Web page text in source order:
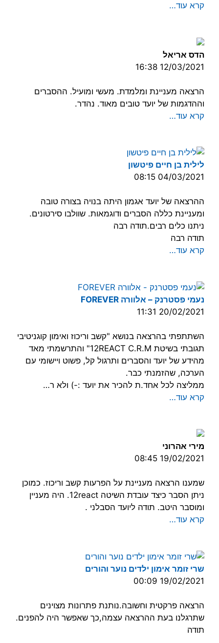
קרא עוד…
הדס אריאל
12/03/2021 16:38
הרצאה מעניינת ומלמדת. מעשי ומועיל. ההסברים
וההדגמות של יועד טובים מאוד. נהדר.
קרא עוד…
לילית בן חיים פיטשון
04/03/2021 08:15
ההרצאה של יועד אגמון היתה בנויה בצורה טובה
ומעניינת כללה הסברים ודוגמאות. שוולבו סירטונים.
ניתנו כלים רבים.תודה רבה
תודה רבה
קרא עוד…
נעמי פסטרנק – אלוורה FOREVER
20/02/2021 11:31
השתתפתי בהרצאה בנושא "קשב וריכוז ואימון קוגניטיבי
תגובתי בשיטת 12REACT C.R.M" והתרשמתי מאד
מהידע של יועד והסברים ותרגול קל, פשוט ויישומי עם
הערכה, שהזמנתי כבר.
ממליצה לכל אחד.ת להכיר את יועד :-) ולא ר…
קרא עוד…
מירי אהרוני
19/02/2021 08:45
שמענו הרצאה מעניינת על הפרעות קשב וריכוז. כמוכן
ניתן הסבר כיצד עובדת השיטה 12react. היה מעניין
ומוסבר היטב. תודה ליועד הסבלני .
קרא עוד…
שרי זומר אימון ילדים נוער והורים
19/02/2021 00:09
הרצאה פרקטית וחשובה.נותנת פתרונות מצוינים
שתרגלנו בעת ההרצאה עצמה,כך שאפשר היה להפנים.
תודה